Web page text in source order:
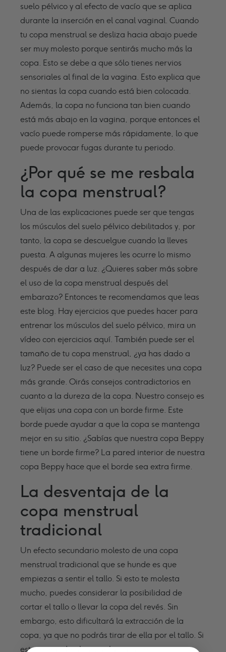
suelo pélvico y al efecto de vacío que se aplica
durante la inserción en el canal vaginal. Cuando
tu copa menstrual se desliza hacia abajo puede
ser muy molesto porque sentirás mucho más la
copa. Esto se debe a que sólo tienes nervios
sensoriales al final de la vagina. Esto explica que
no sientas la copa cuando está bien colocada.
Además, la copa no funciona tan bien cuando
está más abajo en la vagina, porque entonces el
vacío puede romperse más rápidamente, lo que
puede provocar fugas durante tu periodo.
¿Por qué se me resbala
la copa menstrual?
Una de las explicaciones puede ser que tengas
los músculos del suelo pélvico debilitados y, por
tanto, la copa se descuelgue cuando la lleves
puesta. A algunas mujeres les ocurre lo mismo
después de dar a luz. ¿Quieres saber más sobre
el uso de la copa menstrual después del
embarazo? Entonces te recomendamos que leas
este blog. Hay ejercicios que puedes hacer para
entrenar los músculos del suelo pélvico, mira un
vídeo con ejercicios aquí. También puede ser el
tamaño de tu copa menstrual, ¿ya has dado a
luz? Puede ser el caso de que necesites una copa
más grande. Oirás consejos contradictorios en
cuanto a la dureza de la copa. Nuestro consejo es
que elijas una copa con un borde firme. Este
borde puede ayudar a que la copa se mantenga
mejor en su sitio. ¿Sabías que nuestra copa Beppy
tiene un borde firme? La pared interior de nuestra
copa Beppy hace que el borde sea extra firme.
La desventaja de la
copa menstrual
tradicional
Un efecto secundario molesto de una copa
menstrual tradicional que se hunde es que
empiezas a sentir el tallo. Si esto te molesta
mucho, puedes considerar la posibilidad de
cortar el tallo o llevar la copa del revés. Sin
embargo, esto dificultará la extracción de la
copa, ya que no podrás tirar de ella por el tallo. Si
esto te impide alcanzar la copa, te